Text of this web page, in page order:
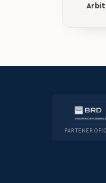
PARTENER